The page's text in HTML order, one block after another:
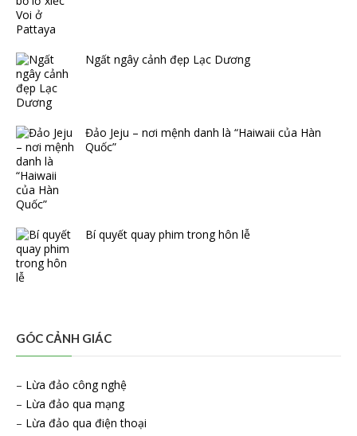
Ngất ngây cảnh đẹp Lạc Dương
Đảo Jeju – nơi mệnh danh là “Haiwaii của Hàn
Quốc”
Bí quyết quay phim trong hôn lễ
GÓC CẢNH GIÁC
– Lừa đảo công nghệ
– Lừa đảo qua mạng
– Lừa đảo qua điện thoại